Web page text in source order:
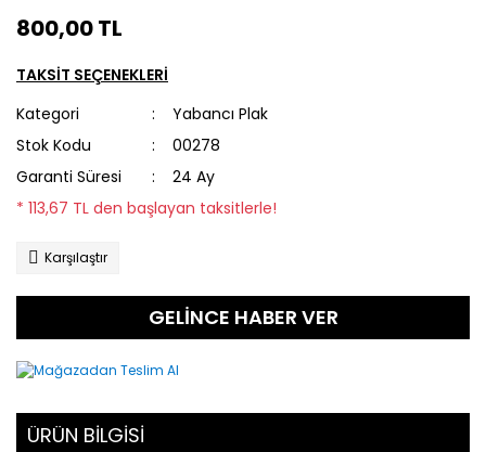
800,00 TL
TAKSİT SEÇENEKLERİ
Kategori
Yabancı Plak
Stok Kodu
00278
Garanti Süresi
24 Ay
* 113,67 TL den başlayan taksitlerle!
Karşılaştır
GELİNCE HABER VER
ÜRÜN BİLGİSİ